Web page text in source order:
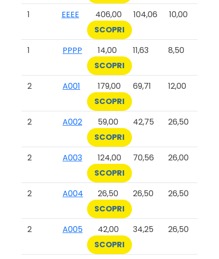
1
EEEE 406,00 104,06
10,00
SCOPRI
1
PPPP 14,00 11,63
8,50
SCOPRI
2
A001 179,00 69,71
12,00
SCOPRI
2
A002 59,00 42,75
26,50
SCOPRI
2
A003 124,00 70,56
26,00
SCOPRI
2
A004 26,50 26,50
26,50
SCOPRI
2
A005 42,00 34,25
26,50
SCOPRI